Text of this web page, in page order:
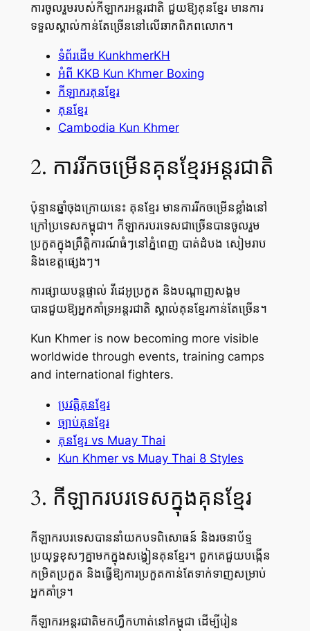
ការចូលរួមរបស់កីឡាករអន្តរជាតិ ជួយឱ្យគុនខ្មែរ មានការ
ទទួលស្គាល់កាន់តែច្រើននៅលើឆាកពិភពលោក។
ទំព័រដើម KunkhmerKH
អំពី KKB Kun Khmer Boxing
កីឡាករគុនខ្មែរ
គុនខ្មែរ
Cambodia Kun Khmer
2. ការរីកចម្រើនគុនខ្មែរអន្តរជាតិ
ប៉ុន្មានឆ្នាំចុងក្រោយនេះ គុនខ្មែរ មានការរីកចម្រើនខ្លាំងនៅ
ក្រៅប្រទេសកម្ពុជា។ កីឡាករបរទេសជាច្រើនបានចូលរួម
ប្រកួតក្នុងព្រឹត្តិការណ៍ធំៗនៅភ្នំពេញ បាត់ដំបង សៀមរាប
និងខេត្តផ្សេងៗ។
ការផ្សាយបន្តផ្ទាល់ វីដេអូប្រកួត និងបណ្តាញសង្គម
បានជួយឱ្យអ្នកគាំទ្រអន្តរជាតិ ស្គាល់គុនខ្មែរកាន់តែច្រើន។
Kun Khmer is now becoming more visible
worldwide through events, training camps
and international fighters.
ប្រវត្តិគុនខ្មែរ
ច្បាប់គុនខ្មែរ
គុនខ្មែរ vs Muay Thai
Kun Khmer vs Muay Thai 8 Styles
3. កីឡាករបរទេសក្នុងគុនខ្មែរ
កីឡាករបរទេសបាននាំយកបទពិសោធន៍ និងរចនាប័ទ្ម
ប្រយុទ្ធខុសៗគ្នាមកក្នុងសង្វៀនគុនខ្មែរ។ ពួកគេជួយបង្កើន
កម្រិតប្រកួត និងធ្វើឱ្យការប្រកួតកាន់តែទាក់ទាញសម្រាប់
អ្នកគាំទ្រ។
កីឡាករអន្តរជាតិមកហ្វឹកហាត់នៅកម្ពុជា ដើម្បីរៀន